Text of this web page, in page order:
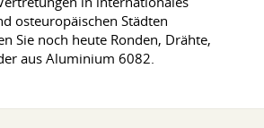
osteuropäischen Städten
Sie noch heute Ronden, Drähte,
aus Aluminium 6082.